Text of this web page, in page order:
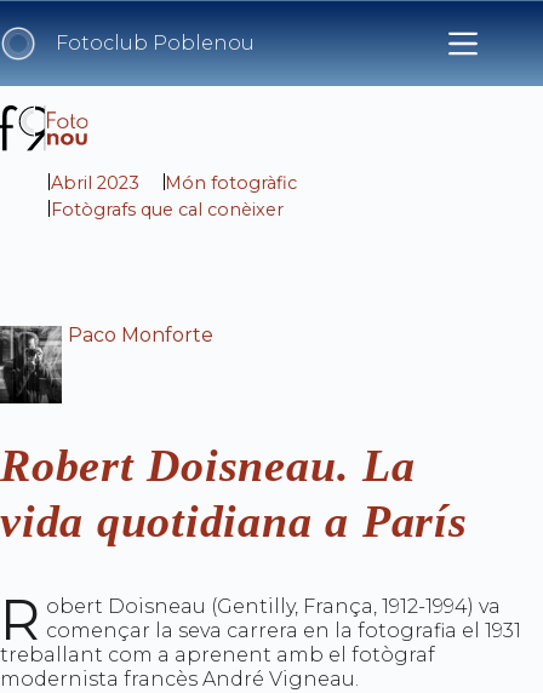
to
content
Fotoclub Poblenou
Abril 2023
Món fotogràfic
Fotògrafs que cal conèixer
Paco Monforte
Robert Doisneau. La
vida quotidiana a París
R obert Doisneau (Gentilly, França, 1912-1994) va
començar la seva carrera en la fotografia el 1931
treballant com a aprenent amb el fotògraf
modernista francès André Vigneau.